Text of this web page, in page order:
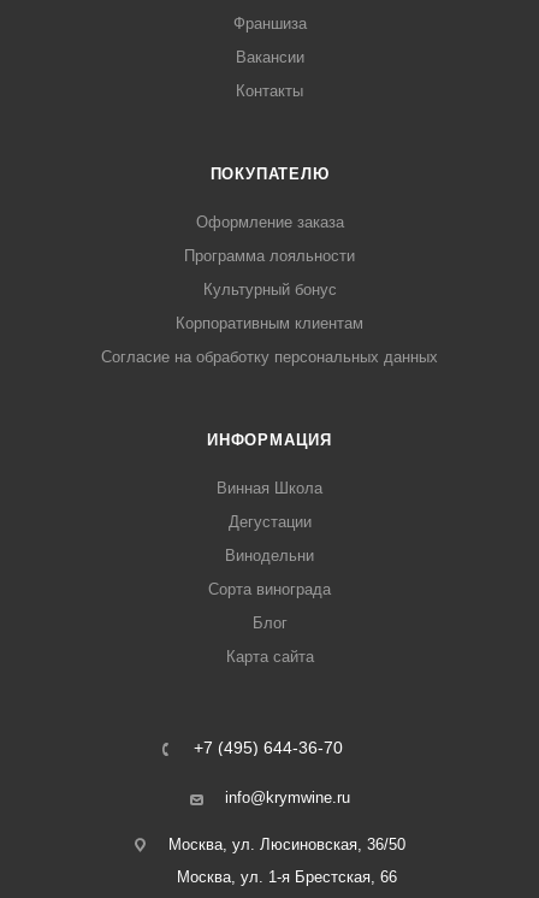
Франшиза
Вакансии
Контакты
ПОКУПАТЕЛЮ
Оформление заказа
Программа лояльности
Культурный бонус
Корпоративным клиентам
Согласие на обработку персональных данных
ИНФОРМАЦИЯ
Винная Школа
Дегустации
Винодельни
Сорта винограда
Блог
Карта сайта
+7 (495) 644-36-70
info@krymwine.ru
Москва, ул. Люсиновская, 36/50
Москва, ул. 1-я Брестская, 66